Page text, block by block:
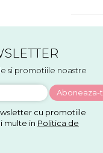
si promotiile noastre
cu promotiile
multe in Politica de